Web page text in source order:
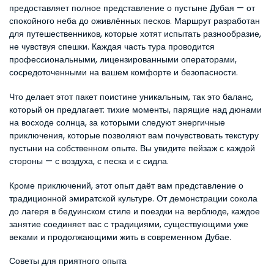
предоставляет полное представление о пустыне Дубая — от
спокойного неба до оживлённых песков. Маршрут разработан
для путешественников, которые хотят испытать разнообразие,
не чувствуя спешки. Каждая часть тура проводится
профессиональными, лицензированными операторами,
сосредоточенными на вашем комфорте и безопасности.
Что делает этот пакет поистине уникальным, так это баланс,
который он предлагает: тихие моменты, парящие над дюнами
на восходе солнца, за которыми следуют энергичные
приключения, которые позволяют вам почувствовать текстуру
пустыни на собственном опыте. Вы увидите пейзаж с каждой
стороны — с воздуха, с песка и с сидла.
Кроме приключений, этот опыт даёт вам представление о
традиционной эмиратской культуре. От демонстрации сокола
до лагеря в бедуинском стиле и поездки на верблюде, каждое
занятие соединяет вас с традициями, существующими уже
веками и продолжающими жить в современном Дубае.
Советы для приятного опыта